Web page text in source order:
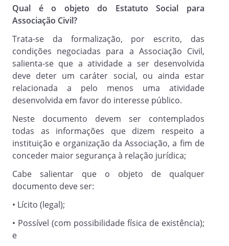
decorrência da participação nos
processos decisórios, e suas rendas
serão integralmente aplicadas em
território nacional, na consecução e no
desenvolvimento de seus objetivos
sociais.
A Assembléia Geral Deliberativa desta
Associação, será constituída por seus
associados regulares. A Assembleia se
reunirá para ter acessoo sobre
as atitudes e decisões da Diretoria
quando devidamente convocada.
Constituirá em primeira convocação com
a maioria absoluta dos associados e, em
Qual é o objeto do Estatuto Social para
Associação Civil?
Trata-se da formalização, por escrito, das
condições negociadas para a Associação Civil,
salienta-se que a atividade a ser desenvolvida
deve deter um caráter social, ou ainda estar
relacionada a pelo menos uma atividade
desenvolvida em favor do interesse público.
Neste documento devem ser contemplados
todas as informações que dizem respeito a
instituição e organização da Associação, a fim de
conceder maior segurança à relação jurídica;
Cabe salientar que o objeto de qualquer
documento deve ser:
• Lícito (legal);
• Possível (com possibilidade física de existência);
e